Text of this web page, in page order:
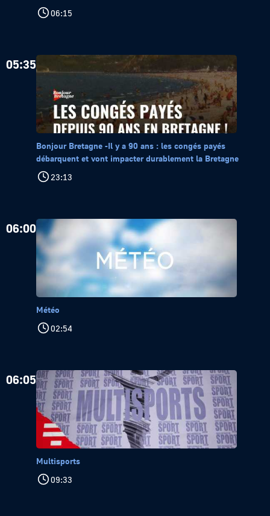
06:15
05:35
Bonjour Bretagne -Il y a 90 ans : les congés payés
débarquent et vont impacter durablement la Bretagne
23:13
06:00
Météo
02:54
06:05
Multisports
09:33